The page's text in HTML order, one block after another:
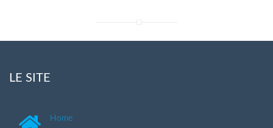
LE SITE
Home